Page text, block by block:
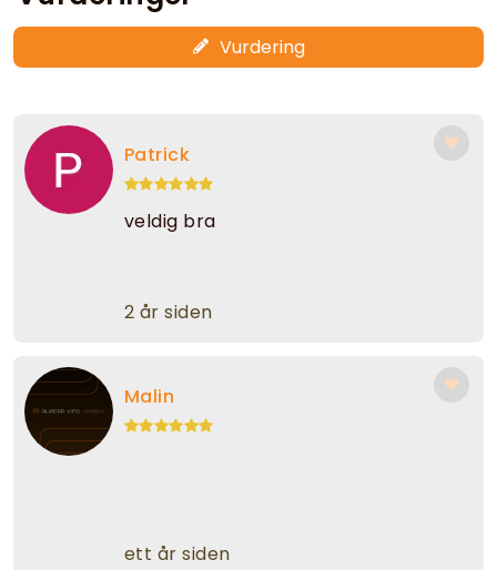
Vurdering
Patrick
veldig bra
2 år siden
Malin
ett år siden